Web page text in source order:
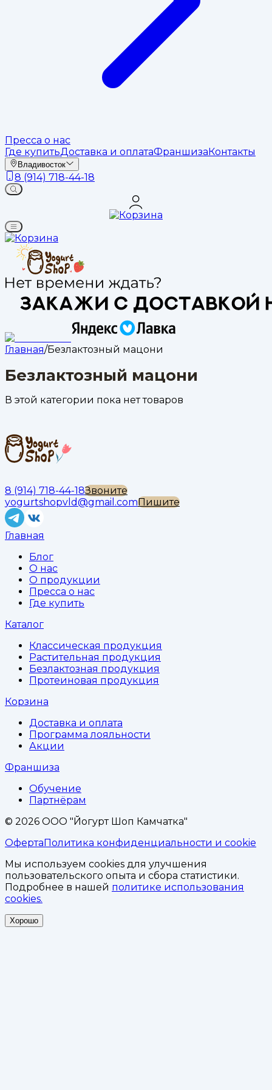
Пресса о нас
Где купитьДоставка и оплатаФраншизаКонтакты
Владивосток
8 (914) 718-44-18
Главная/Безлактозный мацони
Безлактозный мацони
В этой категории пока нет товаров
8 (914) 718-44-18Звоните
yogurtshopvld@gmail.comПишите
Главная
Блог
О нас
О продукции
Пресса о нас
Где купить
Каталог
Классическая продукция
Растительная продукция
Безлактозная продукция
Протеиновая продукция
Корзина
Доставка и оплата
Программа лояльности
Акции
Франшиза
Обучение
Партнёрам
© 2026 ООО "Йогурт Шоп Камчатка"
ОфертаПолитика конфиденциальности и cookie
Мы используем cookies для улучшения
пользовательского опыта и сбора статистики.
Подробнее в нашей политике использования
cookies.
Хорошо